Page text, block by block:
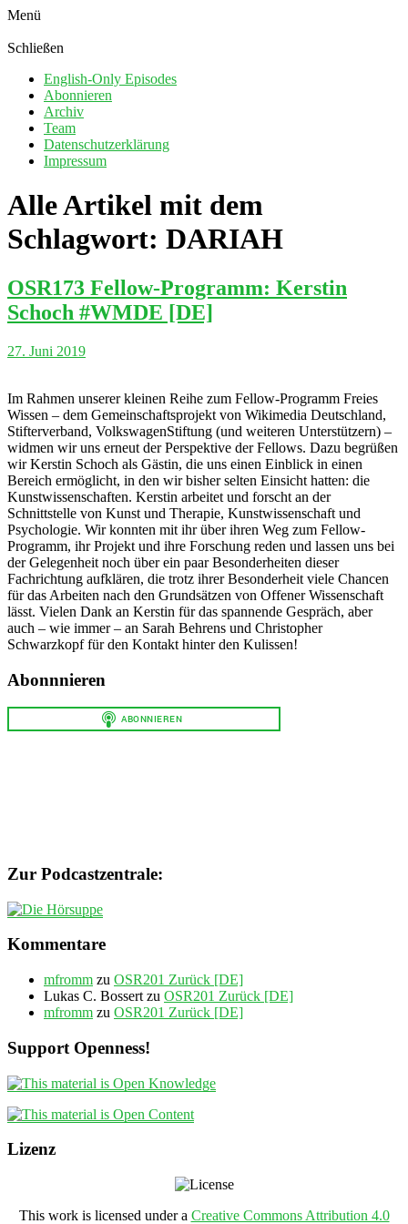
Menü
Schließen
English-Only Episodes
Abonnieren
Archiv
Team
Datenschutzerklärung
Impressum
Alle Artikel mit dem
Schlagwort: DARIAH
OSR173 Fellow-Programm: Kerstin
Schoch #WMDE [DE]
27. Juni 2019
Im Rahmen unserer kleinen Reihe zum Fellow-Programm Freies
Wissen – dem Gemeinschaftsprojekt von Wikimedia Deutschland,
Stifterverband, VolkswagenStiftung (und weiteren Unterstützern) –
widmen wir uns erneut der Perspektive der Fellows. Dazu begrüßen
wir Kerstin Schoch als Gästin, die uns einen Einblick in einen
Bereich ermöglicht, in den wir bisher selten Einsicht hatten: die
Kunstwissenschaften. Kerstin arbeitet und forscht an der
Schnittstelle von Kunst und Therapie, Kunstwissenschaft und
Psychologie. Wir konnten mit ihr über ihren Weg zum Fellow-
Programm, ihr Projekt und ihre Forschung reden und lassen uns bei
der Gelegenheit noch über ein paar Besonderheiten dieser
Fachrichtung aufklären, die trotz ihrer Besonderheit viele Chancen
für das Arbeiten nach den Grundsätzen von Offener Wissenschaft
lässt. Vielen Dank an Kerstin für das spannende Gespräch, aber
auch – wie immer – an Sarah Behrens und Christopher
Schwarzkopf für den Kontakt hinter den Kulissen!
Abonnnieren
Zur Podcastzentrale:
Kommentare
mfromm zu OSR201 Zurück [DE]
Lukas C. Bossert zu OSR201 Zurück [DE]
mfromm zu OSR201 Zurück [DE]
Support Openness!
Lizenz
This work is licensed under a Creative Commons Attribution 4.0